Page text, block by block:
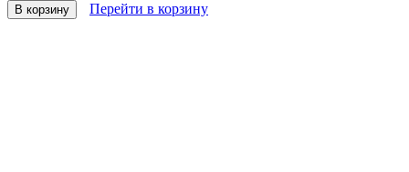
В корзину Перейти в корзину